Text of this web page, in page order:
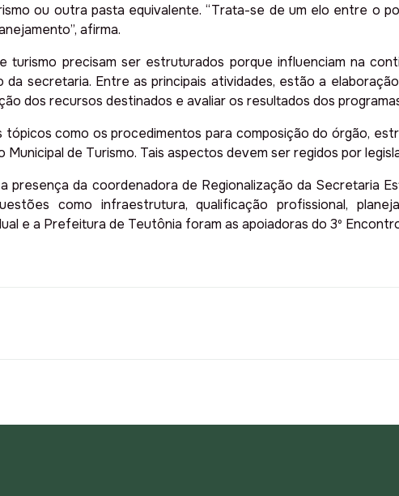
ou outra pasta equivalente. “Trata-se de um elo entre o
afirma.
turismo precisam ser estruturados porque influenciam na
secretaria. Entre as principais atividades, estão a
dos recursos destinados e avaliar os resultados dos
tópicos como os procedimentos para composição do órgão,
Municipal de Turismo. Tais aspectos devem ser regidos por
presença da coordenadora de Regionalização da Secretaria
como infraestrutura, qualificação profissional,
e a Prefeitura de Teutônia foram as apoiadoras do 3º